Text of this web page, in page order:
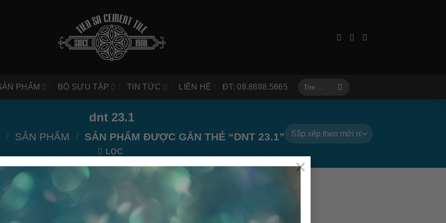
×
PHẨM BỘ SƯU TẬP TIN TỨC LIÊN HỆ ĐT: 08.8888.5665
dnt 23.1
/ SẢN PHẨM / SẢN PHẨM ĐƯỢC GẮN THẺ “DNT 23.1”
LỌC